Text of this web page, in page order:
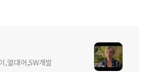
,열대어,SW개발